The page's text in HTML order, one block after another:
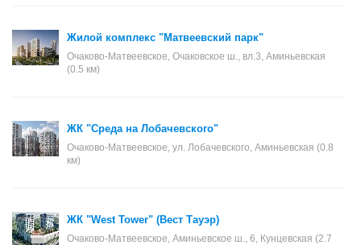
Жилой комплекс "Матвеевский парк"
Очаково-Матвеевское, Очаковское ш., вл.3, Аминьевская
(0.5 км)
ЖК "Среда на Лобачевского"
Очаково-Матвеевское, ул. Лобачевского, Аминьевская (0.8
км)
ЖК "West Tower" (Вест Тауэр)
Очаково-Матвеевское, Аминьевское ш., 6, Кунцевская (2.7